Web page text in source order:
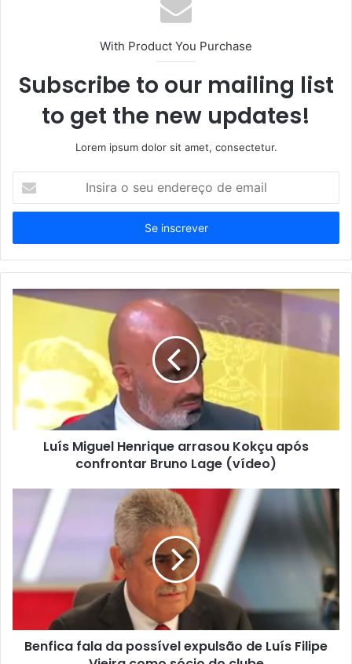
With Product You Purchase
Subscribe to our mailing list
to get the new updates!
Lorem ipsum dolor sit amet, consectetur.
seu
de
email
Luís Miguel Henrique arrasou Kokçu após
confrontar Bruno Lage (vídeo)
Benfica fala da possível expulsão de Luís Filipe